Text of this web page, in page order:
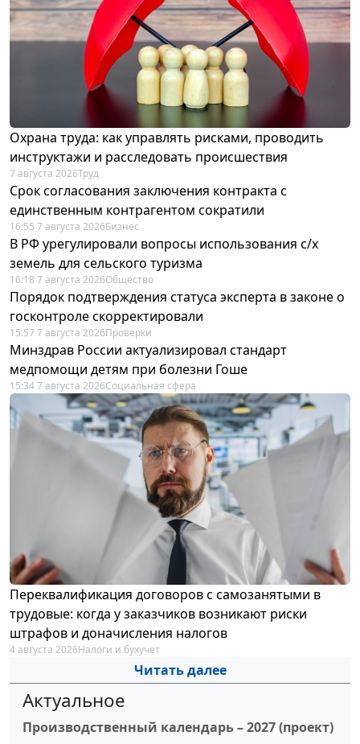
Охрана труда: как управлять рисками, проводить
инструктажи и расследовать происшествия
7 августа 2026Труд
Срок согласования заключения контракта с
единственным контрагентом сократили
16:55 7 августа 2026Бизнес
В РФ урегулировали вопросы использования с/х
земель для сельского туризма
16:18 7 августа 2026Общество
Порядок подтверждения статуса эксперта в законе о
госконтроле скорректировали
15:57 7 августа 2026Проверки
Минздрав России актуализировал стандарт
медпомощи детям при болезни Гоше
15:34 7 августа 2026Социальная сфера
Переквалификация договоров с самозанятыми в
трудовые: когда у заказчиков возникают риски
штрафов и доначисления налогов
4 августа 2026Налоги и бухучет
Читать далее
Актуальное
Производственный календарь – 2027 (проект)